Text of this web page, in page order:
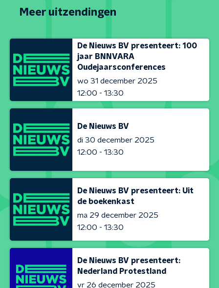
Meer uitzendingen
De Nieuws BV presenteert: 100
jaar BNNVARA
Oudejaarsconferences
wo 31 december 2025
12:00 - 13:30
De Nieuws BV
di 30 december 2025
12:00 - 13:30
De Nieuws BV presenteert: Uit
de boekenkast
ma 29 december 2025
12:00 - 13:30
De Nieuws BV presenteert:
Nederland Protestland
vr 26 december 2025